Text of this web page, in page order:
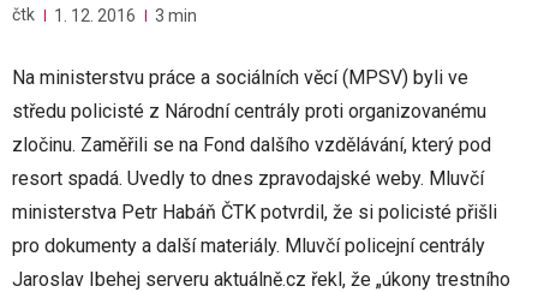
čtk 1. 12. 2016 3 min
Na ministerstvu práce a sociálních věcí (MPSV) byli ve
středu policisté z Národní centrály proti organizovanému
zločinu. Zaměřili se na Fond dalšího vzdělávání, který pod
resort spadá. Uvedly to dnes zpravodajské weby. Mluvčí
ministerstva Petr Habáň ČTK potvrdil, že si policisté přišli
pro dokumenty a další materiály. Mluvčí policejní centrály
Jaroslav Ibehej serveru aktuálně.cz řekl, že „úkony trestního